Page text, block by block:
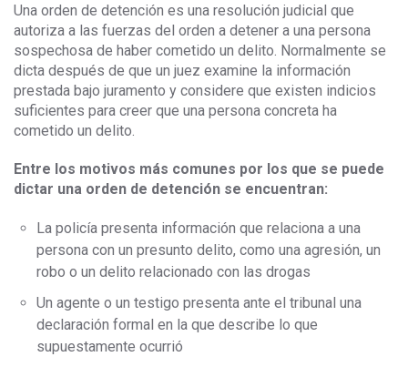
Una orden de detención es una resolución judicial que
autoriza a las fuerzas del orden a detener a una persona
sospechosa de haber cometido un delito. Normalmente se
dicta después de que un juez examine la información
prestada bajo juramento y considere que existen indicios
suficientes para creer que una persona concreta ha
cometido un delito.
Entre los motivos más comunes por los que se puede
dictar una orden de detención se encuentran:
La policía presenta información que relaciona a una
persona con un presunto delito, como una agresión, un
robo o un delito relacionado con las drogas
Un agente o un testigo presenta ante el tribunal una
declaración formal en la que describe lo que
supuestamente ocurrió